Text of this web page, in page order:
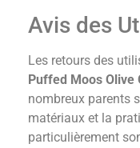
Avis des
Les retours des
Puffed Moos Olive
nombreux parents
matériaux et la
particulièrement